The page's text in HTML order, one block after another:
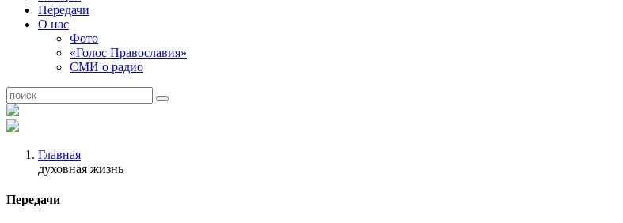
Передачи
О нас
Фото
«Голос Православия»
СМИ о радио
Главная
духовная жизнь
Передачи